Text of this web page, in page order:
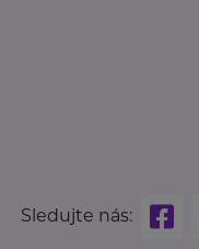
Sledujte nás: